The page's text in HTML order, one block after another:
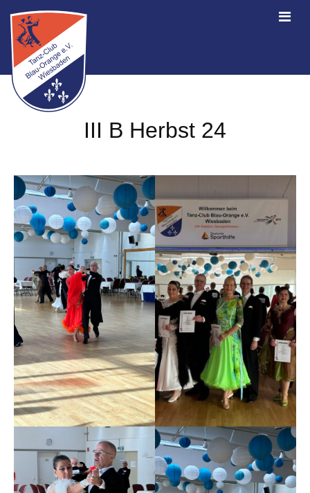
III B Herbst 24